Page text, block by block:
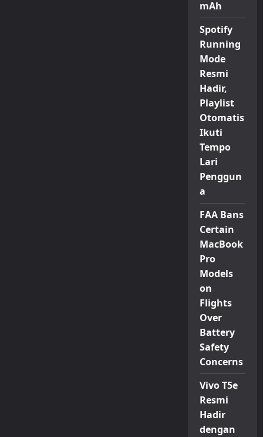
mAh
Spotify
Running
Mode
Resmi
Hadir,
Playlist
Otomatis
Ikuti
Tempo
Lari
Penggun
a
FAA Bans
Certain
MacBook
Pro
Models
on
Flights
Over
Battery
Safety
Concerns
Vivo T5e
Resmi
Hadir
dengan